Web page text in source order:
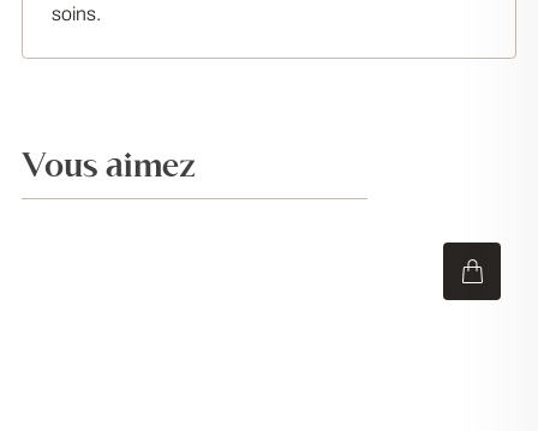
soins.
Vous aimez